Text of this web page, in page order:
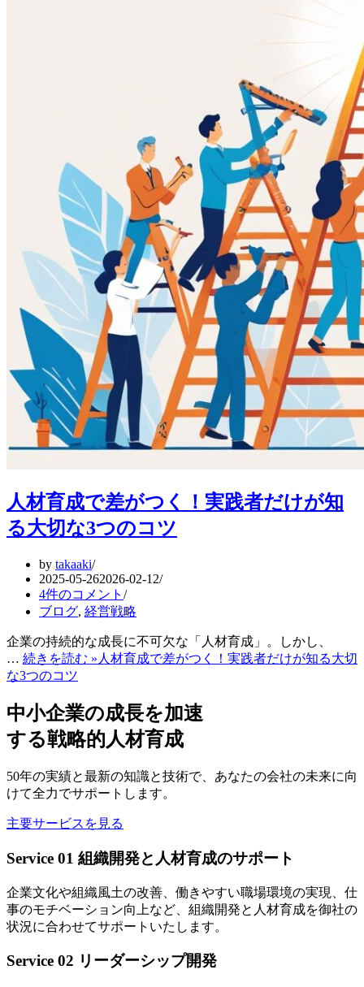
人材育成で差がつく！実践者だけが知
る大切な3つのコツ
by takaaki
2025-05-262026-02-12
4件のコメント
ブログ, 経営戦略
企業の持続的な成長に不可欠な「人材育成」。しかし、
… 続きを読む » 人材育成で差がつく！実践者だけが知る大切
な3つのコツ
中小企業の成長を加速
する戦略的人材育成
50年の実績と最新の知識と技術で、あなたの会社の未来に向
けて全力でサポートします。
主要サービスを見る
Service 01 組織開発と人材育成のサポート
企業文化や組織風土の改善、働きやすい職場環境の実現、仕
事のモチベーション向上など、組織開発と人材育成を御社の
状況に合わせてサポートいたします。
Service 02 リーダーシップ開発